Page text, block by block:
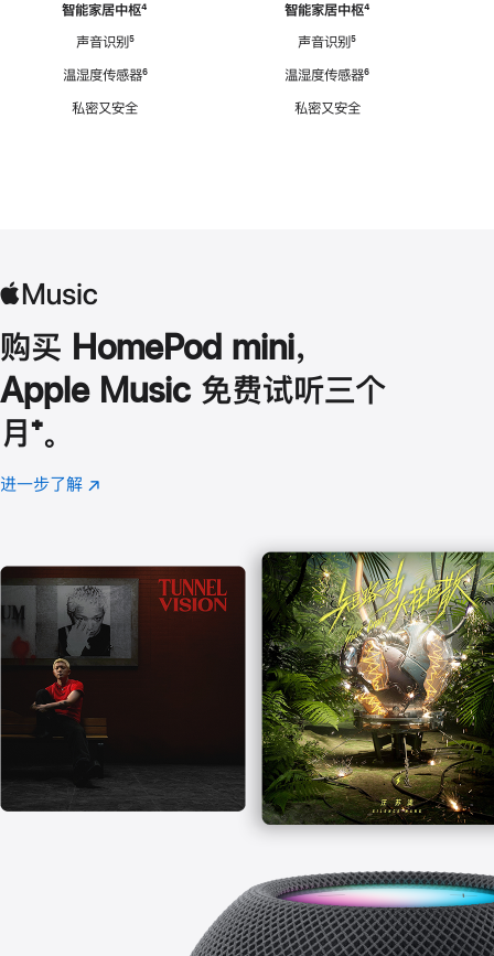
智能家居中枢脚
⁴
声音识别脚
⁵
温湿度传感器脚
⁶
私密又安全
智能家居中枢脚
⁴
声音识别脚
⁵
温湿度传感器脚
⁶
私密又安全
购买 HomePod mini，
Apple Music 免费试听三个
月 脚
注
⁺。
进一步了解 Apple
(在
口
中
打
开)